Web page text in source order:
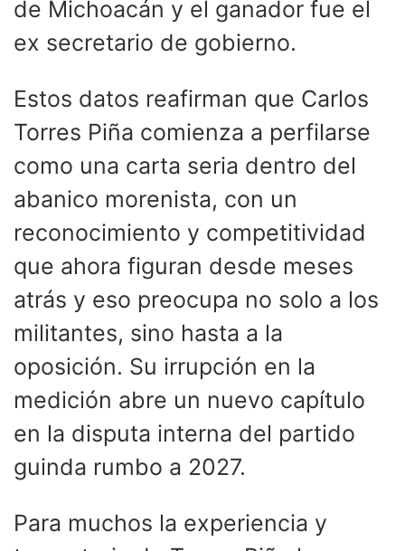
de Michoacán y el ganador fue el
ex secretario de gobierno.
Estos datos reafirman que Carlos
Torres Piña comienza a perfilarse
como una carta seria dentro del
abanico morenista, con un
reconocimiento y competitividad
que ahora figuran desde meses
atrás y eso preocupa no solo a los
militantes, sino hasta a la
oposición. Su irrupción en la
medición abre un nuevo capítulo
en la disputa interna del partido
guinda rumbo a 2027.
Para muchos la experiencia y